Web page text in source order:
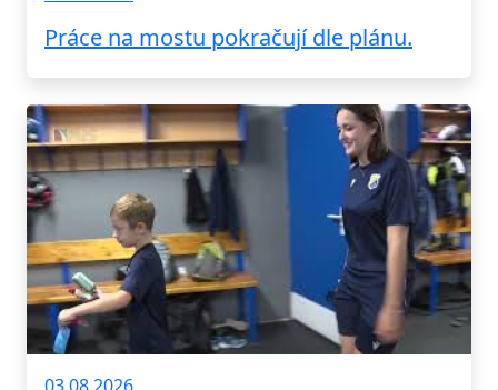
Práce na mostu pokračují dle plánu.